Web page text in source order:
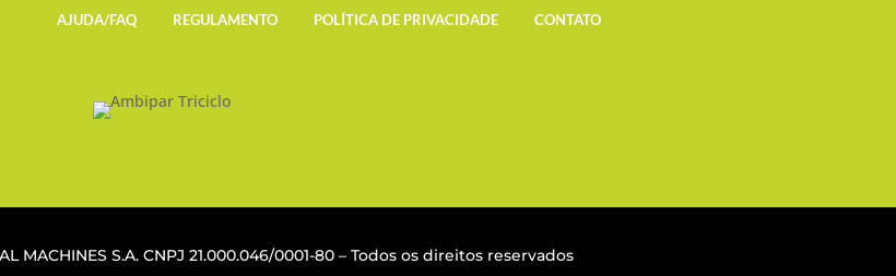
AJUDA/FAQ REGULAMENTO POLÍTICA DE PRIVACIDADE CONTATO
MACHINES S.A. CNPJ 21.000.046/0001-80– Todos os direitos reservados